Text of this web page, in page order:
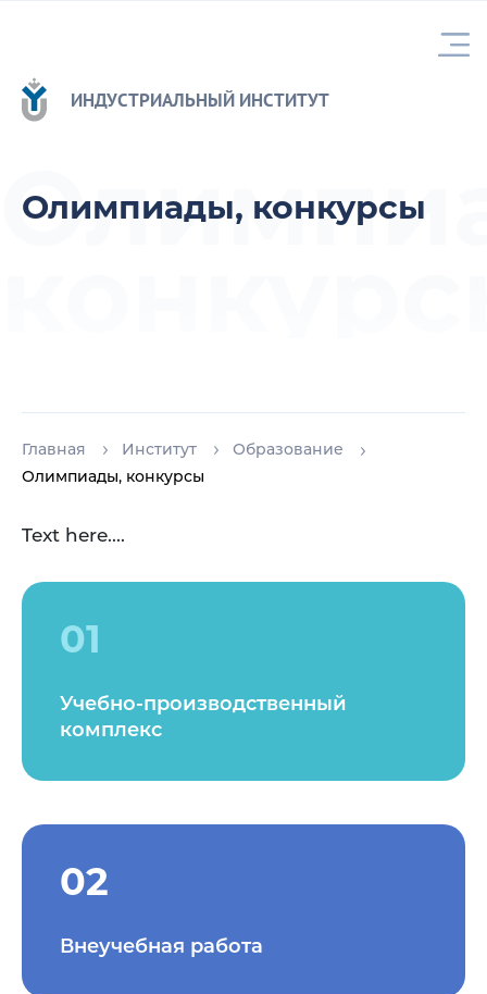
ИНДУСТРИАЛЬНЫЙ ИНСТИТУТ
Олимпиады, конкурсы
Главная Институт
Образование
Олимпиады, конкурсы
Text here....
01
Учебно-производственный
комплекс
02
Внеучебная работа